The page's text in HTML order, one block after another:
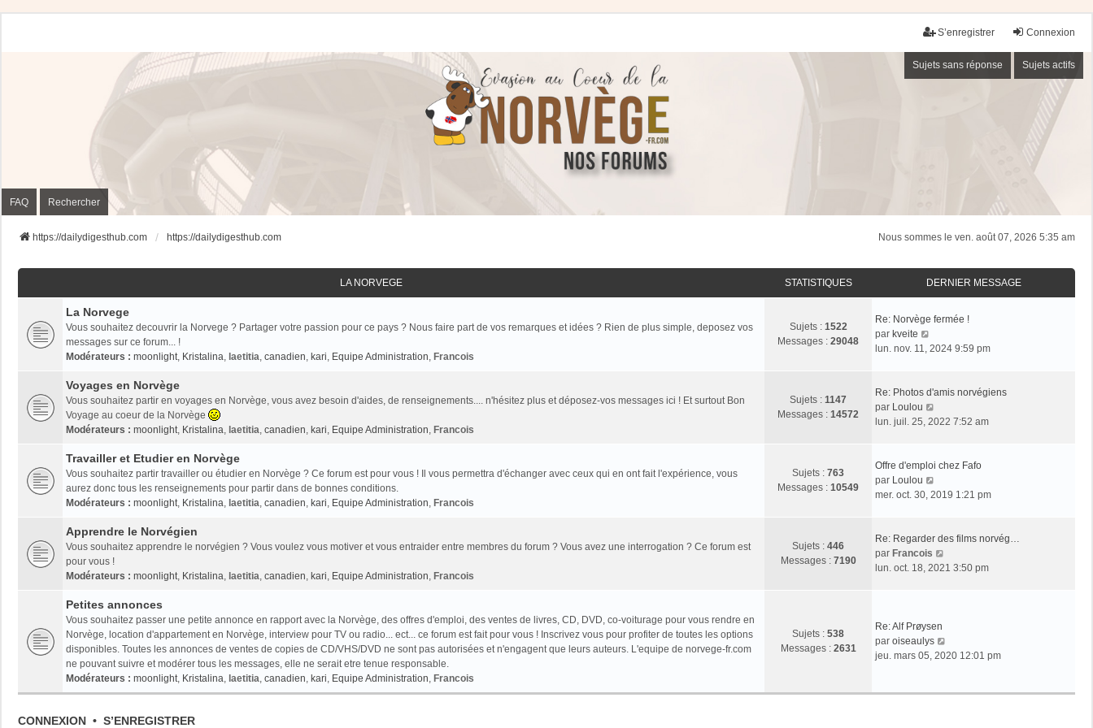
Connexion
S’enregistrer
Sujets sans réponse Sujets actifs
FAQ Rechercher
Nous sommes le ven. août 07, 2026 5:35 am
https://dailydigesthub.com https://dailydigesthub.com
LA NORVEGE STATISTIQUES DERNIER MESSAGE
La Norvege
Vous souhaitez decouvrir la Norvege ? Partager votre passion pour ce pays ? Nous faire part de vos remarques et idées ? Rien de plus simple, deposez vos
messages sur ce forum... !
Modérateurs : moonlight, Kristalina, laetitia, canadien, kari, Equipe Administration, Francois
Sujets : 1522
Messages : 29048
Re: Norvège fermée !
par kveite
o
l
e
d
n
i
e
e
s
s
lun. nov. 11, 2024 9:59 pm
Voyages en Norvège
Vous souhaitez partir en voyages en Norvège, vous avez besoin d'aides, de renseignements.... n'hésitez plus et déposez-vos messages ici ! Et surtout Bon
Voyage au coeur de la Norvège
Modérateurs : moonlight, Kristalina, laetitia, canadien, kari, Equipe Administration, Francois
Sujets : 1147
Messages : 14572
Re: Photos d'amis norvégiens
par Loulou
o
l
d
n
i
e
s
s
a
lun. juil. 25, 2022 7:52 am
Travailler et Etudier en Norvège
Vous souhaitez partir travailler ou étudier en Norvège ? Ce forum est pour vous ! Il vous permettra d'échanger avec ceux qui en ont fait l'expérience, vous
aurez donc tous les renseignements pour partir dans de bonnes conditions.
Modérateurs : moonlight, Kristalina, laetitia, canadien, kari, Equipe Administration, Francois
Sujets : 763
Messages : 10549
Offre d'emploi chez Fafo
par Loulou
o
l
e
d
i
e
r
mer. oct. 30, 2019 1:21 pm
Apprendre le Norvégien
Vous souhaitez apprendre le norvégien ? Vous voulez vous motiver et vous entraider entre membres du forum ? Vous avez une interrogation ? Ce forum est
pour vous !
Modérateurs : moonlight, Kristalina, laetitia, canadien, kari, Equipe Administration, Francois
Sujets : 446
Messages : 7190
Re: Regarder des films norvég…
par Francois
o
d
e
lun. oct. 18, 2021 3:50 pm
Petites annonces
Vous souhaitez passer une petite annonce en rapport avec la Norvège, des offres d'emploi, des ventes de livres, CD, DVD, co-voiturage pour vous rendre en
Norvège, location d'appartement en Norvège, interview pour TV ou radio... ect... ce forum est fait pour vous ! Inscrivez vous pour profiter de toutes les options
disponibles. Toutes les annonces de ventes de copies de CD/VHS/DVD ne sont pas autorisées et n'engagent que leurs auteurs. L'equipe de norvege-fr.com
ne pouvant suivre et modérer tous les messages, elle ne serait etre tenue responsable.
Modérateurs : moonlight, Kristalina, laetitia, canadien, kari, Equipe Administration, Francois
Sujets : 538
Messages : 2631
Re: Alf Prøysen
par oiseaulys
o
jeu. mars 05, 2020 12:01 pm
CONNEXION • S’ENREGISTRER